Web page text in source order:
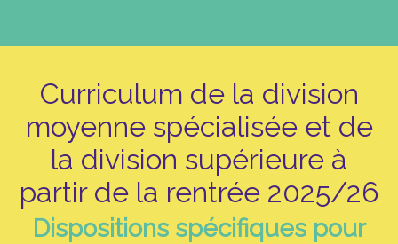
Curriculum de la division
moyenne spécialisée et de
la division supérieure à
partir de la rentrée 2025/26
Dispositions spécifiques pour